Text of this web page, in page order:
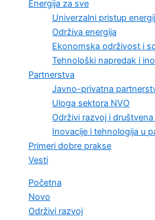
Energija za sve
Univerzalni pristup
Održiva energija
Ekonomska održivost i
Tehnološki napredak i
Partnerstva
Javno-privatna
Uloga sektora NVO
Održivi razvoj i
Inovacije i tehnologija u
Primeri dobre prakse
Vesti
Početna
Novo
Održivi razvoj